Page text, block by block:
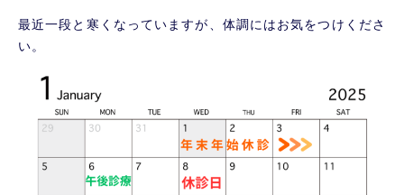
最近一段と寒くなっていますが、体調にはお気をつけくださ
い。